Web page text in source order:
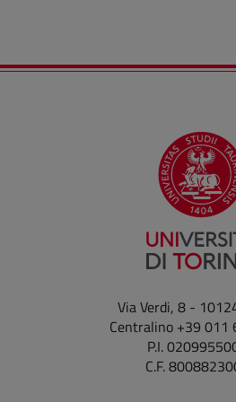
Via Verdi, 8 -
Centralino +39 011
P.I.
C.F.